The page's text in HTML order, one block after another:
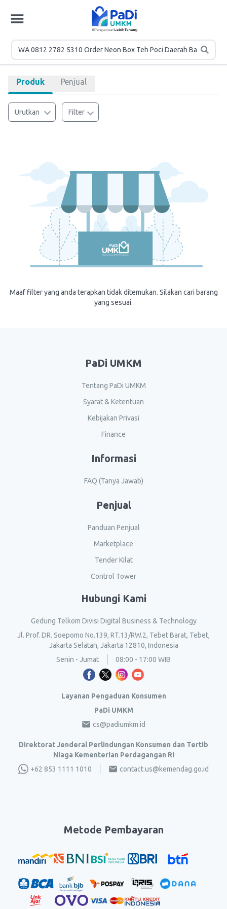
Produk Penjual
Urutkan Filter
Maaf filter yang anda terapkan tidak ditemukan. Silakan cari barang
yang sesuai.
PaDi UMKM
Tentang PaDi UMKM
Syarat & Ketentuan
Kebijakan Privasi
Finance
Informasi
FAQ (Tanya Jawab)
Penjual
Panduan Penjual
Marketplace
Tender Kilat
Control Tower
Hubungi Kami
Gedung Telkom Divisi Digital Business & Technology
Jl. Prof. DR. Soepomo No.139, RT.13/RW.2, Tebet Barat, Tebet,
Jakarta Selatan, Jakarta 12810, Indonesia
Senin - Jumat
08:00 - 17:00 WIB
Layanan Pengaduan Konsumen
PaDi UMKM
cs@padiumkm.id
Direktorat Jenderal Perlindungan Konsumen dan Tertib
Niaga Kementerian Perdagangan RI
+62 853 1111 1010
contact.us@kemendag.go.id
Metode Pembayaran